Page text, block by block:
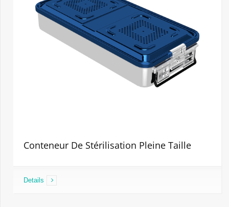
Conteneur De Stérilisation Pleine Taille
Details